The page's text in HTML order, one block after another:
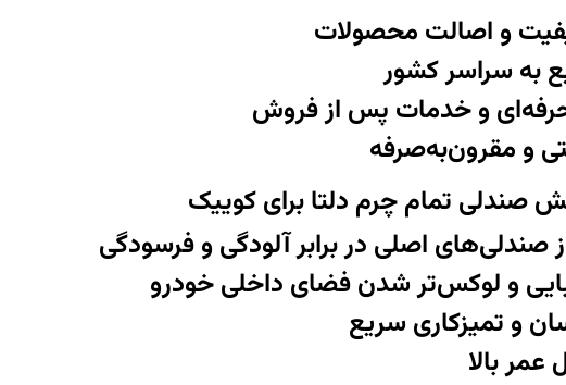
و اصالت محصولات
به سراسر کشور
حرفه‌ای و خدمات پس از فروش
و مقرون‌به‌صرفه
صندلی تمام چرم دلتا برای کوییک
اصلی در برابر آلودگی و فرسودگی
و لوکس‌تر شدن فضای داخلی خودرو
و تمیزکاری سریع
بالا